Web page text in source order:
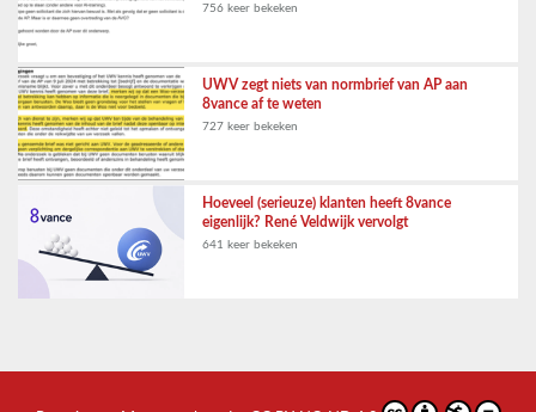
756 keer bekeken
UWV zegt niets van normbrief van AP aan
8vance af te weten
727 keer bekeken
Hoeveel (serieuze) klanten heeft 8vance
eigenlijk? René Veldwijk vervolgt
641 keer bekeken